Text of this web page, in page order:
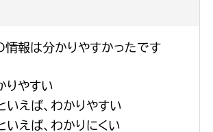
情報は分かりやすかったです
りやすい
いえば、わかりやすい
いえば、わかりにくい